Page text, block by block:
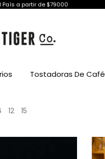
País a partir de $79000
Tostadoras De Café
12 15